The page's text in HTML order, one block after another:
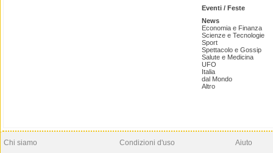
Eventi / Feste
News
Economia e Finanza
Scienze e Tecnologie
Sport
Spettacolo e Gossip
Salute e Medicina
UFO
Italia
dal Mondo
Altro
Chi siamo
Condizioni d'uso
Aiuto